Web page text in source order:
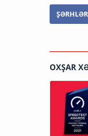
ŞƏRHLƏR
OXŞAR